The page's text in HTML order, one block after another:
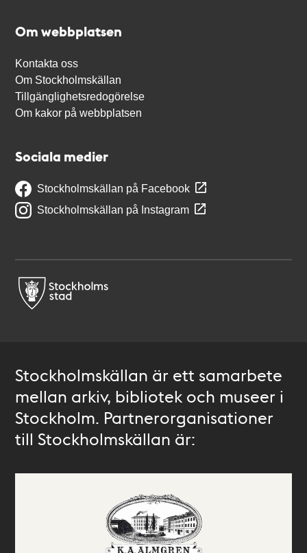
Om webbplatsen
Kontakta oss
Om Stockholmskällan
Tillgänglighetsredogörelse
Om kakor på webbplatsen
Sociala medier
Stockholmskällan på Facebook
Stockholmskällan på Instagram
Stockholmskällan är ett samarbete
mellan arkiv, bibliotek och museer i
Stockholm. Partnerorganisationer
till Stockholmskällan är: